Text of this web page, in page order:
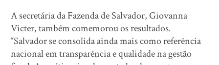
A secretária da Fazenda de Salvador, Giovanna
Victer, também comemorou os resultados.
“Salvador se consolida ainda mais como referência
nacional em transparência e qualidade na gestão